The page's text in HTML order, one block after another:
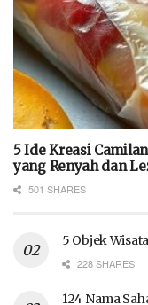
5 Ide Kreasi
yang Renyah dan
501 SHARES
5 Objek
228 SHARES
124 Nama